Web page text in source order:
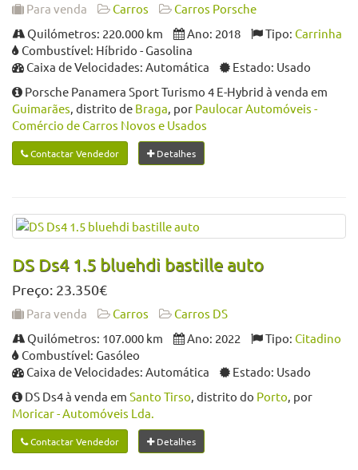
Para venda Carros
Carros Porsche
Quilómetros: 220.000 km
Ano: 2018 Tipo: Carrinha
Combustível: Híbrido - Gasolina
Caixa de Velocidades: Automática
Estado: Usado
Porsche Panamera Sport Turismo 4 E-Hybrid à venda em
Guimarães, distrito de Braga, por Paulocar Automóveis -
Comércio de Carros Novos e Usados
Contactar Vendedor Detalhes
DS Ds4 1.5 bluehdi bastille auto
Preço: 23.350€
Para venda Carros
Carros DS
Quilómetros: 107.000 km
Ano: 2022 Tipo: Citadino
Combustível: Gasóleo
Caixa de Velocidades: Automática
Estado: Usado
DS Ds4 à venda em Santo Tirso, distrito do Porto, por
Moricar - Automóveis Lda.
Contactar Vendedor Detalhes